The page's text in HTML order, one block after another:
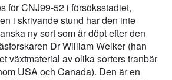
för CNJ99-52 i försöksstadiet,
i skrivande stund har den inte
ny sort som är döpt efter den
Dr William Welker (han
växtmaterial av olika sorters tranbär
USA och Canada). Den är en